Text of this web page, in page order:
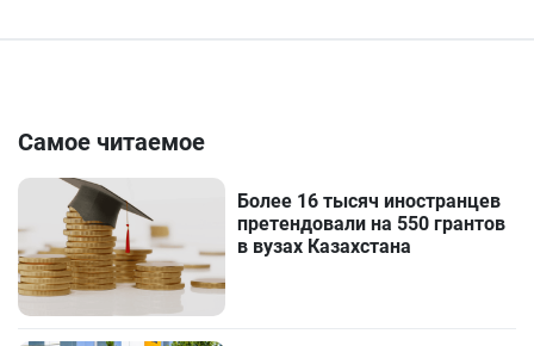
Самое читаемое
Более 16 тысяч иностранцев
претендовали на 550 грантов
в вузах Казахстана